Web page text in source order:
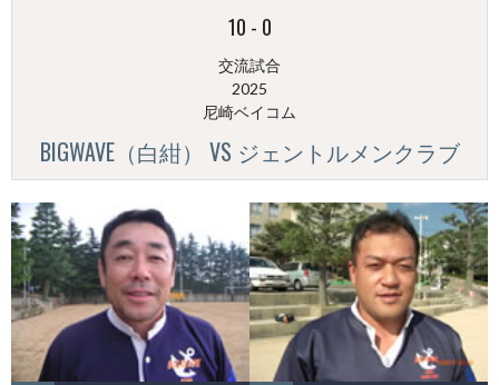
10 - 0
交流試合
2025
尼崎ベイコム
BIGWAVE（白紺） VS ジェントルメンクラブ